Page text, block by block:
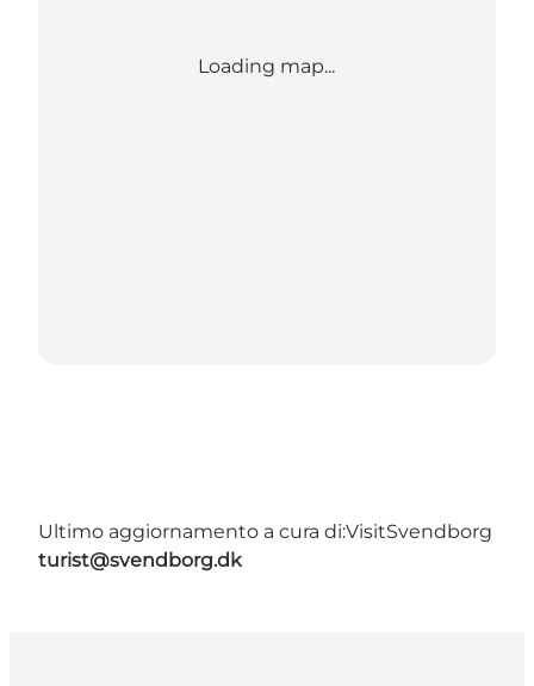
Loading map...
Ultimo aggiornamento a cura di:VisitSvendborg
turist@svendborg.dk